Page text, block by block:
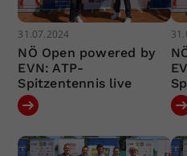
31.07.2024
NÖ Open powered by
EVN: ATP-
Spitzentennis live